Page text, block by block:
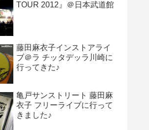
TOUR 2012』＠日本武道館
藤田麻衣子インストアライ
ブ＠ラ チッタデッラ川崎に
行ってきた♪
亀戸サンストリート 藤田麻
衣子 フリーライブに行って
きました♪